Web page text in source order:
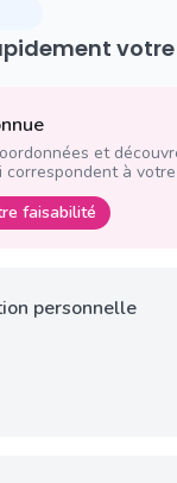
et
correspondent à
faisabilité
personnelle